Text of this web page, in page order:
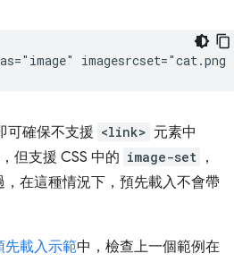
可確保不支援 <link> 元素中
但支援 CSS 中的 image-set ，
在這種情況下，預先載入不會帶
先載入示範中，檢查上一個範例在